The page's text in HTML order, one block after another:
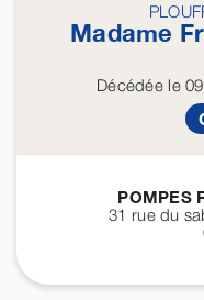
Madame
Décédéele
POMPES
31 rue du